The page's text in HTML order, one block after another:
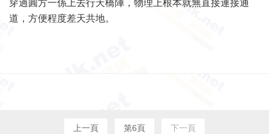
穿過圓方一係上去行天橋陣，物理上根本就無直接連接通
道，方便程度差天共地。
上一頁 第6頁 下一頁